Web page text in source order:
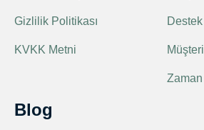
Gizlilik Politikası
KVKK Metni
Blog